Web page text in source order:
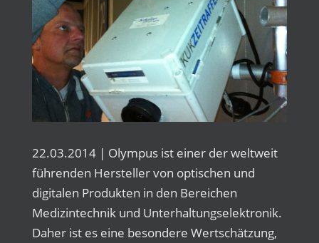
22.03.2014 | Olympus ist einer der weltweit
führenden Hersteller von optischen und
digitalen Produkten in den Bereichen
Medizintechnik und Unterhaltungselektronik.
Daher ist es eine besondere Wertschätzung,